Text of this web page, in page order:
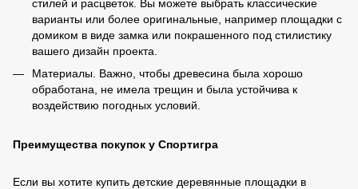
стилей и расцветок. Вы можете выбрать классические
варианты или более оригинальные, например площадки с
домиком в виде замка или покрашенного под стилистику
вашего дизайн проекта.
Материалы. Важно, чтобы древесина была хорошо
обработана, не имела трещин и была устойчива к
воздействию погодных условий.
Преимущества покупок у Спортигра
Если вы хотите купить детские деревянные площадки в